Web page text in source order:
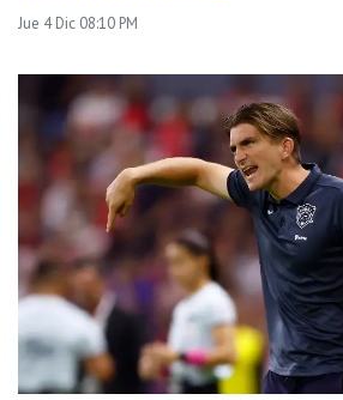
Jue 4 Dic 08:10 PM